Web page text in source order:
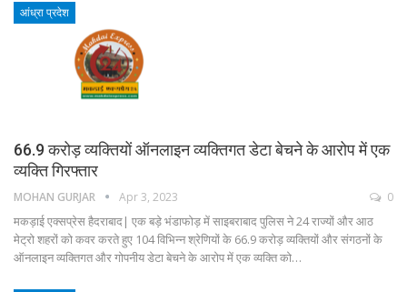
आंध्रा प्रदेश
66.9 करोड़ व्यक्तियों ऑनलाइन व्यक्तिगत डेटा बेचने के आरोप में एक
व्यक्ति गिरफ्तार
MOHAN GURJAR Apr 3, 2023 0
मकड़ाई एक्सप्रेस हैदराबाद| एक बड़े भंडाफोड़ में साइबराबाद पुलिस ने 24 राज्यों और आठ
मेट्रो शहरों को कवर करते हुए 104 विभिन्न श्रेणियों के 66.9 करोड़ व्यक्तियों और संगठनों के
ऑनलाइन व्यक्तिगत और गोपनीय डेटा बेचने के आरोप में एक व्यक्ति को…